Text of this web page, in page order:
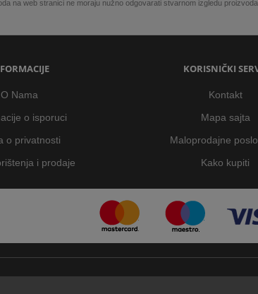
na web stranici ne moraju nužno odgovarati stvarnom izgledu
O Nama
o isporuci
o privatnosti
i prodaje
KORISNIČKI
Kontakt
Mapa sajta
Maloprodajne
Kako kupiti